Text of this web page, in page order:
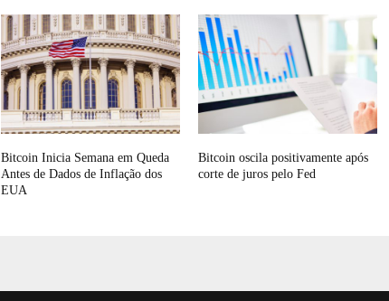
Bitcoin Inicia Semana em Queda
Antes de Dados de Inflação dos
EUA
Bitcoin oscila positivamente após
corte de juros pelo Fed